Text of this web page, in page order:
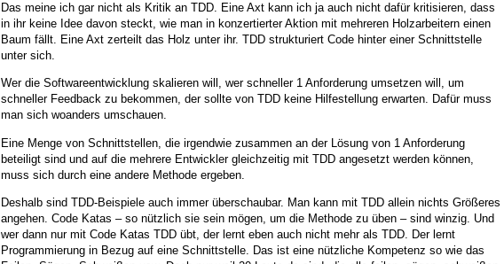
Das meine ich gar nicht als Kritik an TDD. Eine Axt kann ich ja auch nicht dafür kritisieren, dass
in ihr keine Idee davon steckt, wie man in konzertierter Aktion mit mehreren Holzarbeitern einen
Baum fällt. Eine Axt zerteilt das Holz unter ihr. TDD strukturiert Code hinter einer Schnittstelle
unter sich.
Wer die Softwareentwicklung skalieren will, wer schneller 1 Anforderung umsetzen will, um
schneller Feedback zu bekommen, der sollte von TDD keine Hilfestellung erwarten. Dafür muss
man sich woanders umschauen.
Eine Menge von Schnittstellen, die irgendwie zusammen an der Lösung von 1 Anforderung
beteiligt sind und auf die mehrere Entwickler gleichzeitig mit TDD angesetzt werden können,
muss sich durch eine andere Methode ergeben.
Deshalb sind TDD-Beispiele auch immer überschaubar. Man kann mit TDD allein nichts Größeres
angehen. Code Katas – so nützlich sie sein mögen, um die Methode zu üben – sind winzig. Und
wer dann nur mit Code Katas TDD übt, der lernt eben auch nicht mehr als TDD. Der lernt
Programmierung in Bezug auf eine Schnittstelle. Das ist eine nützliche Kompetenz so wie das